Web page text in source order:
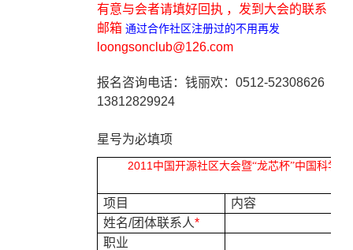
有意与会者请填好回执 ，发到大会的联系
邮箱 通过合作社区注册过的不用再发
loongsonclub@126.com
报名咨询电话：钱丽欢： 0512-52308626
13812829924
星号为必填项
2011中国开源社区大会暨“龙芯杯”中国科学
项目
内容
姓名/团体联系人*
职业